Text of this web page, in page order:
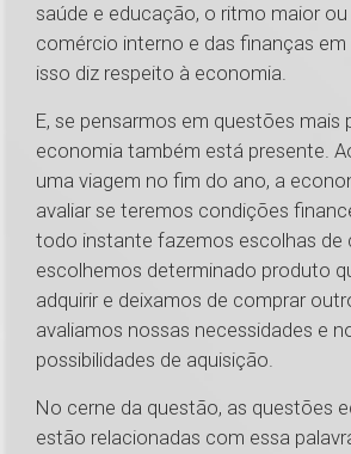
saúde e educação, o ritmo maior
comércio interno e das finanças em
isso diz respeito à economia.
E, se pensarmos em questões mais
economia também está presente.
uma viagem no fim do ano, a
avaliar se teremos condições
todo instante fazemos escolhas de
escolhemos determinado produto
adquirir e deixamos de comprar
avaliamos nossas necessidades e
possibilidades de aquisição.
No cerne da questão, as questões
estão relacionadas com essa